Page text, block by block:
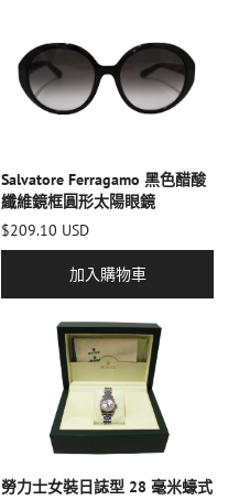
Salvatore Ferragamo 黑色醋酸
纖維鏡框圓形太陽眼鏡
$209.10 USD
加入購物車
勞力士女裝日誌型 28 毫米蠔式